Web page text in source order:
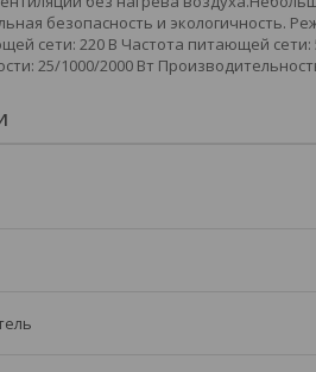
безопасность и экологичность.
сети: 220 В Частота питающей сети:
25/1000/2000 Вт